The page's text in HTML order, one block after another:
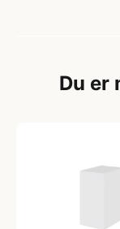
Du er